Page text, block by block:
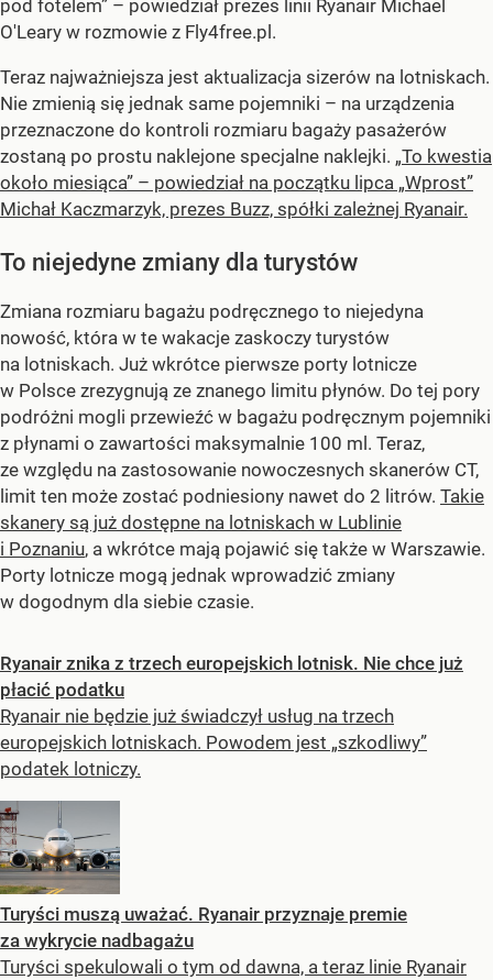
pod fotelem” – powiedział prezes linii Ryanair Michael
O'Leary w rozmowie z Fly4free.pl.
Teraz najważniejsza jest aktualizacja sizerów na lotniskach.
Nie zmienią się jednak same pojemniki – na urządzenia
przeznaczone do kontroli rozmiaru bagaży pasażerów
zostaną po prostu naklejone specjalne naklejki. „To kwestia
około miesiąca” – powiedział na początku lipca „Wprost”
Michał Kaczmarzyk, prezes Buzz, spółki zależnej Ryanair.
To niejedyne zmiany dla turystów
Zmiana rozmiaru bagażu podręcznego to niejedyna
nowość, która w te wakacje zaskoczy turystów
na lotniskach. Już wkrótce pierwsze porty lotnicze
w Polsce zrezygnują ze znanego limitu płynów. Do tej pory
podróżni mogli przewieźć w bagażu podręcznym pojemniki
z płynami o zawartości maksymalnie 100 ml. Teraz,
ze względu na zastosowanie nowoczesnych skanerów CT,
limit ten może zostać podniesiony nawet do 2 litrów. Takie
skanery są już dostępne na lotniskach w Lublinie
i Poznaniu, a wkrótce mają pojawić się także w Warszawie.
Porty lotnicze mogą jednak wprowadzić zmiany
w dogodnym dla siebie czasie.
Ryanair znika z trzech europejskich lotnisk. Nie chce już
płacić podatku
Ryanair nie będzie już świadczył usług na trzech
europejskich lotniskach. Powodem jest „szkodliwy”
podatek lotniczy.
Turyści muszą uważać. Ryanair przyznaje premie
za wykrycie nadbagażu
Turyści spekulowali o tym od dawna, a teraz linie Ryanair